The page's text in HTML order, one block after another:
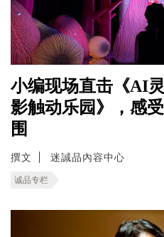
小编现场直击《AI
影触动乐园》，感
围
撰文 迷誠品內容中心
诚品专栏